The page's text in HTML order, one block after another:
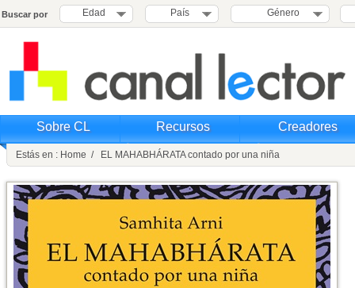
Buscar por Edad País Género
Sobre CL Recursos Creadores
Estás en : Home / EL MAHABHÁRATA contado por una niña